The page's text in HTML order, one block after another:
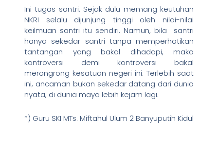
Ini tugas santri. Sejak dulu memang keutuhan
NKRI selalu dijunjung tinggi oleh nilai-nilai
keilmuan santri itu sendiri. Namun, bila santri
hanya sekedar santri tanpa memperhatikan
tantangan yang bakal dihadapi, maka
kontroversi demi kontroversi bakal
merongrong kesatuan negeri ini. Terlebih saat
ini, ancaman bukan sekedar datang dari dunia
nyata, di dunia maya lebih kejam lagi.
*) Guru SKI MTs. Miftahul Ulum 2 Banyuputih Kidul